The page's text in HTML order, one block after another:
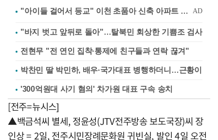
"바지 벗고 앞뒤로 돌아"…탈북민 회상한 기쁨조 검사
전현무 "전 연인 집착·통제에 친구들과 연락 끊겨"
박찬민 딸 박민하, 배우·국가대표 병행하더니…근황이
'300억원대 사기 혐의' 차가원 대표 구속 송치
[전주=뉴시스]
▲백금석씨 별세, 정윤성(JTV전주방송 보도국장)씨 장
인상 = 2일, 전주시민장례문화원 귀빈실, 발인 4일 오전